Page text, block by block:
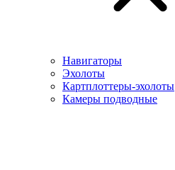
Навигаторы
Эхолоты
Картплоттеры-эхолоты
Камеры подводные